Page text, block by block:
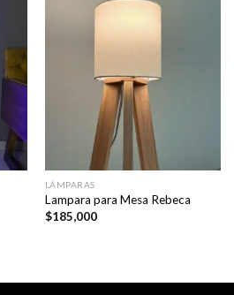
LÁMPARAS
Lampara para Mesa Rebeca
$185,000